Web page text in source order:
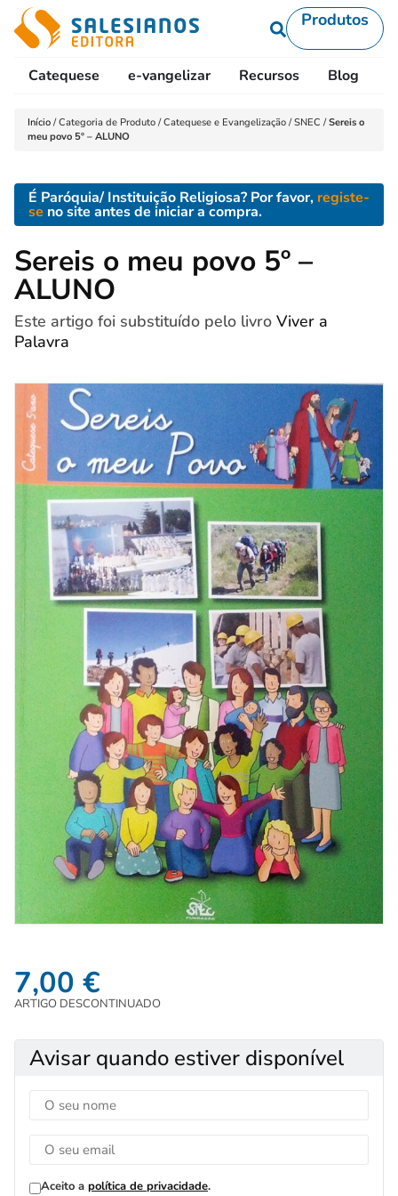
Produtos
Catequese e-vangelizar Recursos Blog
Início /Categoria de Produto /Catequese e Evangelização /SNEC /Sereis o
meu povo 5º – ALUNO
É Paróquia/ Instituição Religiosa? Por favor, registe-
se no site antes de iniciar a compra.
Sereis o meu povo 5º –
ALUNO
Este artigo foi substituído pelo livro Viver a
Palavra
7,00 €
ARTIGO DESCONTINUADO
Avisar quando estiver disponível
Aceito a política de privacidade.